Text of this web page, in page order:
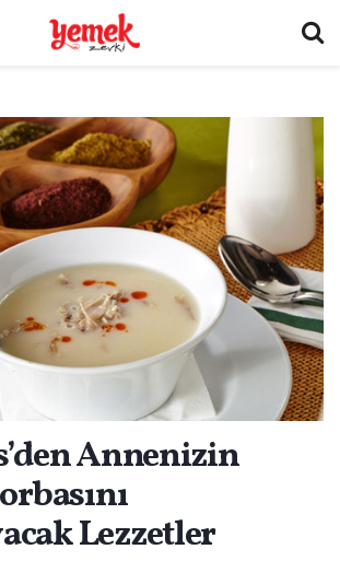
Annenizin
Lezzetler